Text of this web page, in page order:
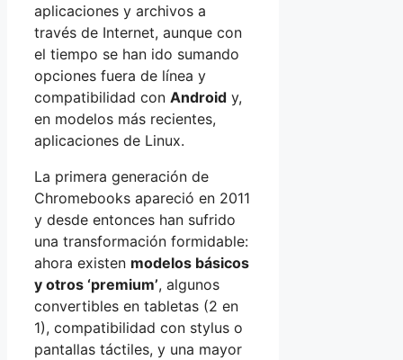
aplicaciones y archivos a
través de Internet, aunque con
el tiempo se han ido sumando
opciones fuera de línea y
compatibilidad con Android y,
en modelos más recientes,
aplicaciones de Linux.
La primera generación de
Chromebooks apareció en 2011
y desde entonces han sufrido
una transformación formidable:
ahora existen modelos básicos
y otros ‘premium’, algunos
convertibles en tabletas (2 en
1), compatibilidad con stylus o
pantallas táctiles, y una mayor